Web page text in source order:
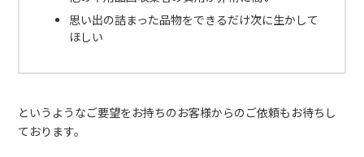
思い出の詰まった品物をできるだけ次に生かして
ほしい
というようなご要望をお持ちのお客様からのご依頼もお待ちし
ております。